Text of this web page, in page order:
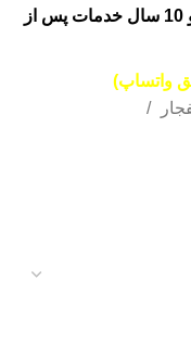
18 ماه گارانتی برای تمامی محصولات و 10 سال خدمات پس از
واتساپ)